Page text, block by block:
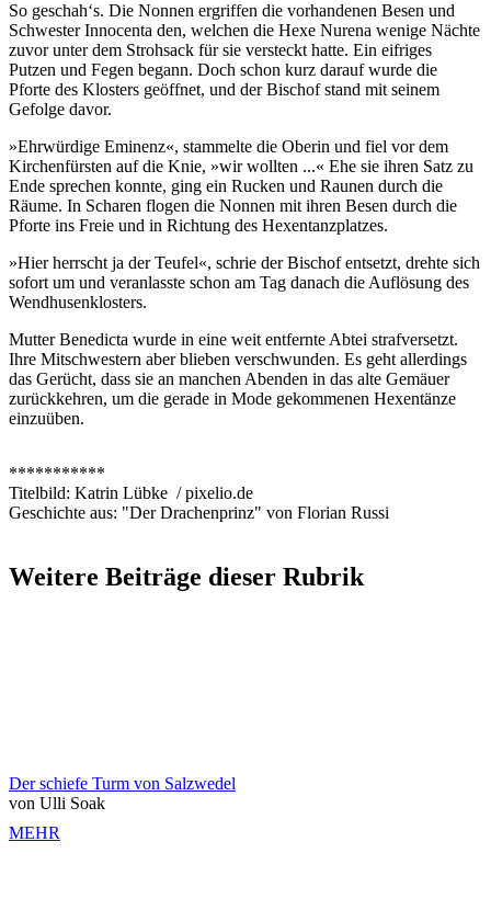
So geschah‘s. Die Nonnen ergriffen die vorhandenen Besen und
Schwester Innocenta den, welchen die Hexe Nurena wenige Nächte
zuvor unter dem Strohsack für sie versteckt hatte. Ein eifriges
Putzen und Fegen begann. Doch schon kurz darauf wurde die
Pforte des Klosters geöffnet, und der Bischof stand mit seinem
Gefolge davor.
»Ehrwürdige Eminenz«, stammelte die Oberin und fiel vor dem
Kirchenfürsten auf die Knie, »wir wollten ...« Ehe sie ihren Satz zu
Ende sprechen konnte, ging ein Rucken und Raunen durch die
Räume. In Scharen flogen die Nonnen mit ihren Besen durch die
Pforte ins Freie und in Richtung des Hexentanzplatzes.
»Hier herrscht ja der Teufel«, schrie der Bischof entsetzt, drehte sich
sofort um und veranlasste schon am Tag danach die Auflösung des
Wendhusenklosters.
Mutter Benedicta wurde in eine weit entfernte Abtei strafversetzt.
Ihre Mitschwestern aber blieben verschwunden. Es geht allerdings
das Gerücht, dass sie an manchen Abenden in das alte Gemäuer
zurückkehren, um die gerade in Mode gekommenen Hexentänze
einzuüben.
***********
Titelbild: Katrin Lübke / pixelio.de
Geschichte aus: "Der Drachenprinz" von Florian Russi
Weitere Beiträge dieser Rubrik
Der schiefe Turm von Salzwedel
von Ulli Soak
MEHR